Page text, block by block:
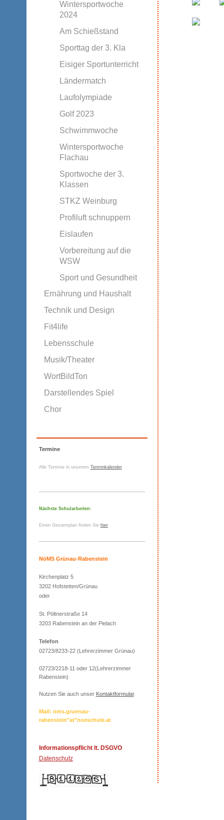
Wintersportwoche
2024
Am Schießstand
Sporttag der 3. Kla
Eisiger Sportunterricht
Ländermatch
Laufolympiade
Golf 2023
Schwimmwoche
Wintersportwoche
Flachau
Sportwoche der 3.
Klassen
STKZ Weinburg
Profiluft schnuppern
Eislaufen
Vorbereitung auf die
WSW
Sport und Gesundheit
Ernährung und Haushalt
Technik und Design
Fit4life
Lebensschule
Musik/Theater
WortBildTon
Darstellendes Spiel
Chor
Termine
Alle Termine in unserem Terminkalender
Nächste Schularbeiten:
Einen Gesamtplan finden Sie hier
NöMS Grünau-Rabenstein
Kirchenplatz 5
3202 Hofstetten/Grünau
oder
St. Pöltnerstraße 14
3203 Rabenstein an der Pielach
Telefon
02723/8233-22 (Lehrerzimmer Grünau)
02723/2218-11 oder 12(Lehrerzimmer
Rabenstein)
Nutzen Sie auch unser Kontaktformular.
Mail: nms.gruenau-
rabenstein"at"noeschule.at
Informationspflicht lt. DSGVO
Datenschutz